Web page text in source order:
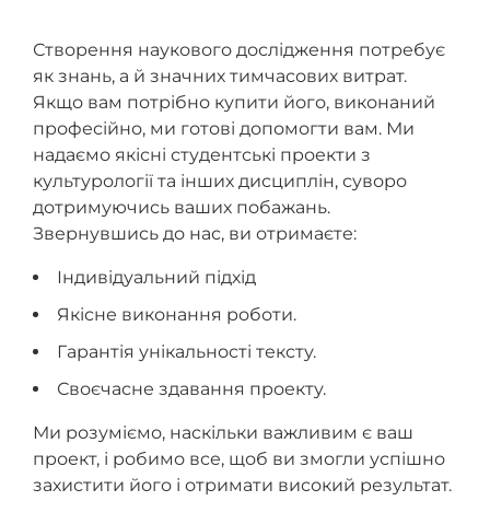
Створення наукового дослідження потребує
як знань, а й значних тимчасових витрат.
Якщо вам потрібно купити його, виконаний
професійно, ми готові допомогти вам. Ми
надаємо якісні студентські проекти з
культурології та інших дисциплін, суворо
дотримуючись ваших побажань.
Звернувшись до нас, ви отримаєте:
Індивідуальний підхід
Якісне виконання роботи.
Гарантія унікальності тексту.
Своєчасне здавання проекту.
Ми розуміємо, наскільки важливим є ваш
проект, і робимо все, щоб ви змогли успішно
захистити його і отримати високий результат.